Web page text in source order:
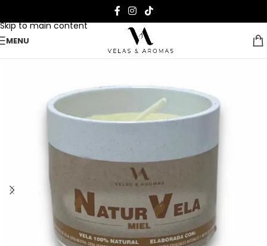
Skip to main content
MENU